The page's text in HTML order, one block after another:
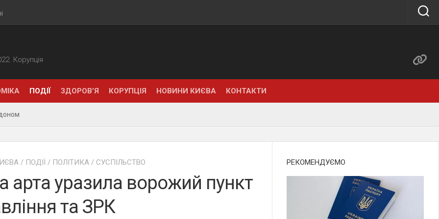
Корупція
ПОДІЇ ЗДОРОВ’Я КОРУПЦІЯ НОВИНИ КИЄВА КОНТАКТИ
/ ПОДІЇ / ПОЛІТИКА / СУСПІЛЬСТВО
арта уразила ворожий пункт
та ЗРК
РЕКОМЕНДУЄМО